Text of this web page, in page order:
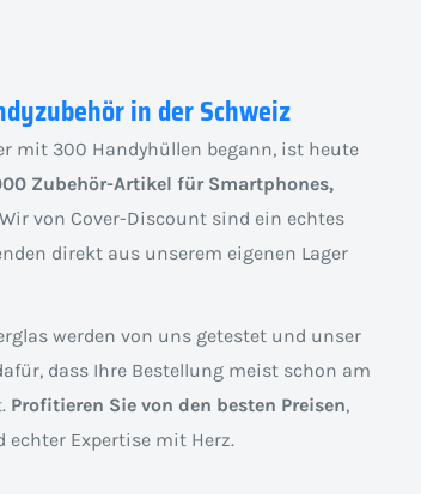
in der Schweiz
mit 300 Handyhüllen begann, ist heute
Zubehör-Artikel für Smartphones,
von Cover-Discount sind ein echtes
direkt aus unserem eigenen Lager
werden von uns getestet und unser
dass Ihre Bestellung meist schon am
Profitieren Sie von den besten Preisen,
Expertise mit Herz.